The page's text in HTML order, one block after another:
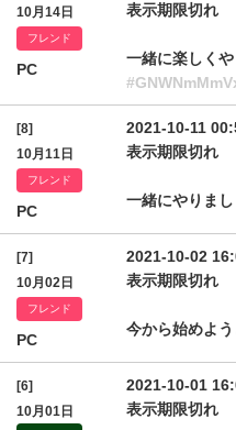
10月14日
フレンド
PC
表示期限切れ
一緒に楽しくや
[8]
10月11日
フレンド
PC
2021-10-11
表示期限切れ
一緒にやりまし
[7]
10月02日
フレンド
PC
2021-10-02
表示期限切れ
今から始めよう
[6]
10月01日
2021-10-01
表示期限切れ